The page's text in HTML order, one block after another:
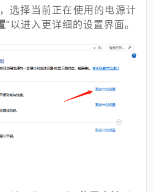
选择当前正在使用的电源计
”以进入更详细的设置界面。